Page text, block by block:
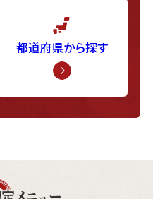
都道府県から探す
メニュー